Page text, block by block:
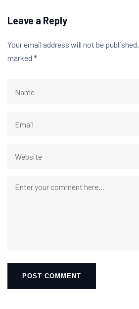
Leave a Reply
Your email address will not be published.
marked *